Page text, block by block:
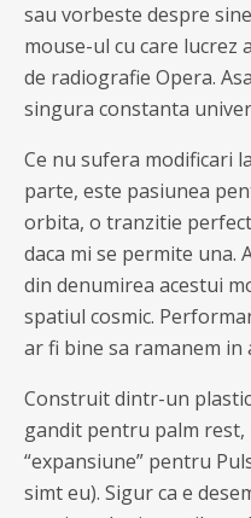
sau vorbeste despre
mouse-ul cu care lucrez
de radiografie Opera.
singura constanta
Ce nu sufera modificari
parte, este pasiunea
orbita, o tranzitie
daca mi se permite una.
din denumirea acestui
spatiul cosmic.
ar fi bine sa ramanem in
Construit dintr-un
gandit pentru palm rest,
“expansiune” pentru
simt eu). Sigur ca e